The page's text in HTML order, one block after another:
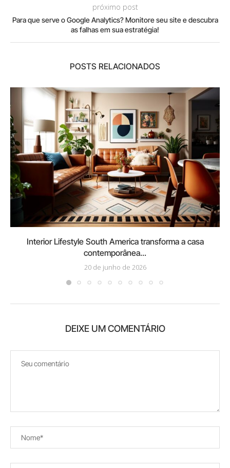
próximo post
Para que serve o Google Analytics? Monitore seu site e descubra
as falhas em sua estratégia!
POSTS RELACIONADOS
Interior Lifestyle South America transforma a casa
contemporânea...
20 de junho de 2026
DEIXE UM COMENTÁRIO